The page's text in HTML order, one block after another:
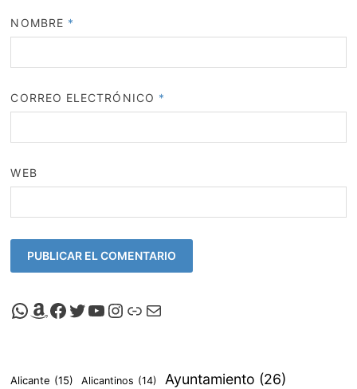
NOMBRE *
CORREO ELECTRÓNICO *
WEB
Canal de Whatsapp de Viscalacant
Comprar en Amazon
Facebook de Viscalacant
Twitter de Viscalacant
Canal de Youtube de Viscalacant
Instagram de Viscalacant
Viscalacant en Polkaverse
Correo electrónico
Alicante (15) Alicantinos (14) Ayuntamiento (26)